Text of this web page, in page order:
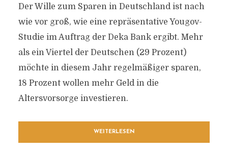
Der Wille zum Sparen in Deutschland ist nach
wie vor groß, wie eine repräsentative Yougov-
Studie im Auftrag der Deka Bank ergibt. Mehr
als ein Viertel der Deutschen (29 Prozent)
möchte in diesem Jahr regelmäßiger sparen,
18 Prozent wollen mehr Geld in die
Altersvorsorge investieren.
WEITERLESEN